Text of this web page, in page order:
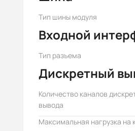
Тип шины модуля
Входной
Тип разъема
Дискретный
Количество каналов
вывода
Максимальная нагрузка на